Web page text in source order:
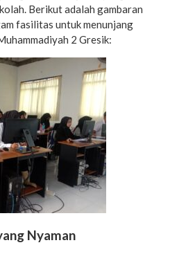
Berikut adalah gambaran
fasilitas untuk menunjang
2 Gresik:
Nyaman